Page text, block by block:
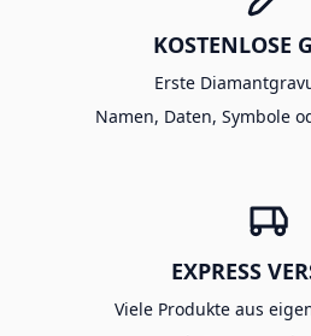
KOSTENLOSE
Erste
Namen, Daten, Symbole
EXPRESS
Viele Produkte aus